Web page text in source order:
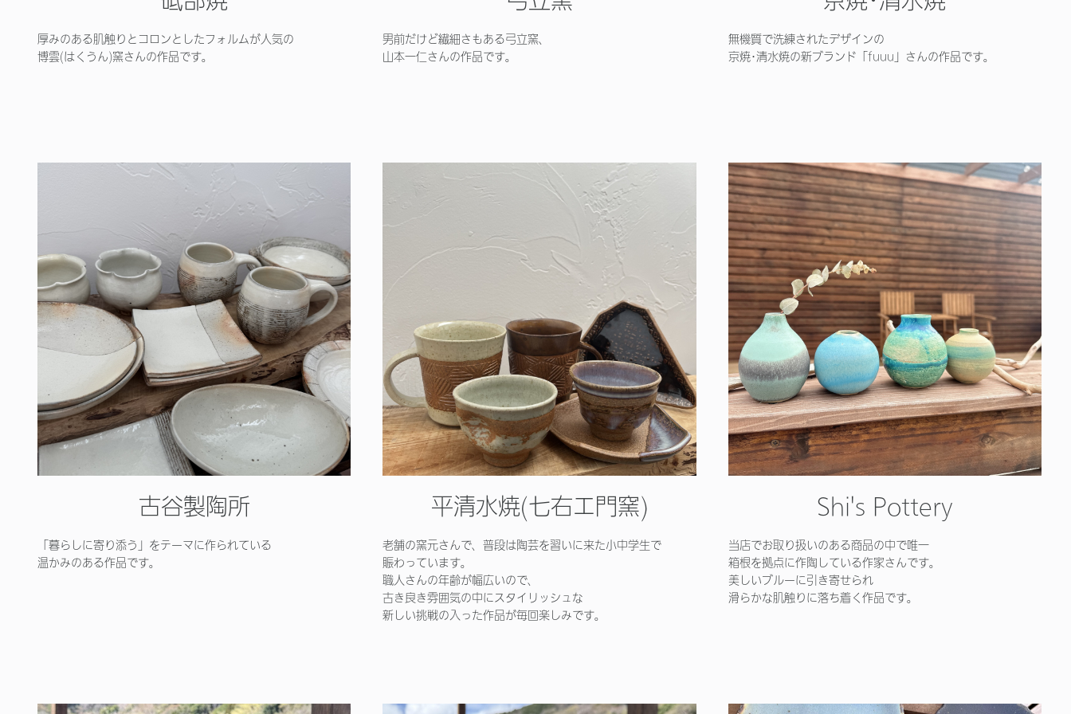
厚みのある肌触りとコロンとしたフォルムが人気の
博雲(はくうん)窯さんの作品です。
男前だけど繊細さもある弓立窯、
山本一仁さんの作品です。
無機質で洗練されたデザインの
京焼･清水焼の新ブランド「fuuu」さんの作品です。
古谷製陶所
「暮らしに寄り添う」をテーマに作られている
温かみのある作品です。
平清水焼(七右エ門窯)
老舗の窯元さんで、普段は陶芸を習いに来た小中学生で
賑わっています。
職人さんの年齢が幅広いので、
古き良き雰囲気の中にスタイリッシュな
新しい挑戦の入った作品が毎回楽しみです。
Shi's Pottery
当店でお取り扱いのある商品の中で唯一
箱根を拠点に作陶している作家さんです。
美しいブルーに引き寄せられ
滑らかな肌触りに落ち着く作品です。